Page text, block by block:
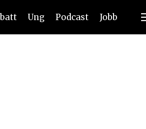
Ung Podcast Jobb